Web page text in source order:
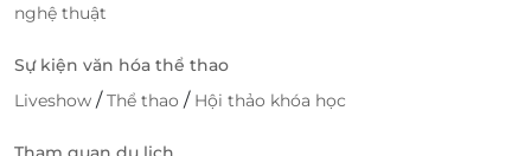
nghệ thuật
Sự kiện văn hóa thể thao
Liveshow /Thể thao / Hội thảo khóa học